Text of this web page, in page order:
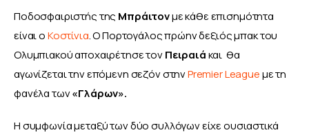
Ποδοσφαιριστής της Μπράιτον με κάθε επισημότητα
είναι ο Κοστίνια. Ο Πορτογάλος πρώην δεξιός μπακ του
Ολυμπιακού αποχαιρέτησε τον Πειραιά και  θα
αγωνίζεται την επόμενη σεζόν στην Premier League με τη
φανέλα των «Γλάρων».
Η συμφωνία μεταξύ των δύο συλλόγων είχε ουσιαστικά